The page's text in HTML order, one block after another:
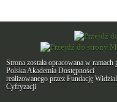
Strona została opracowana w ramach
Polska Akademia Dostępności
realizowanego przez Fundację
Cyfryzacji